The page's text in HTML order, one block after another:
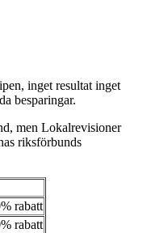
inget resultat inget
besparingar.
men Lokalrevisioner
riksförbunds
rabatt
rabatt